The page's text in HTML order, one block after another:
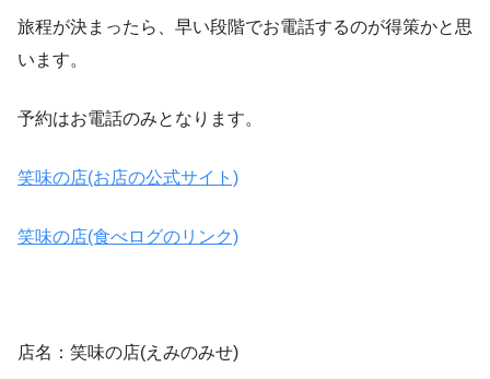
旅程が決まったら、早い段階でお電話するのが得策かと思
います。
予約はお電話のみとなります。
笑味の店(お店の公式サイト)
笑味の店(食べログのリンク)
店名：笑味の店(えみのみせ)